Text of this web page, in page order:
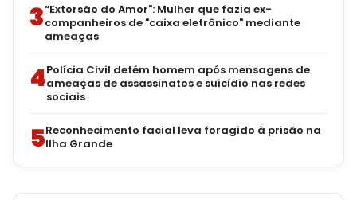
3“Extorsão do Amor": Mulher que fazia ex-
companheiros de "caixa eletrônico" mediante
ameaças
4Polícia Civil detém homem após mensagens de
ameaças de assassinatos e suicídio nas redes
sociais
5Reconhecimento facial leva foragido à prisão na
Ilha Grande